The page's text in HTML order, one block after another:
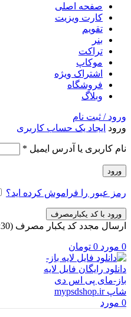
صفحه اصلی
کارت ویزیت
تقویم
بنر
تراکت
موکاپ
اشتراک ویژه
فروشگاه
وبلاگ
ورود / ثبت نام
ورود ایجاد یک حساب کاربری
نام کاربری یا آدرس ایمیل *
ورود
رمز عبور را فراموش کرده اید؟
ورود با کد یکبارمصرف
ارسال مجدد کد یکبار مصرف (00:
30
0 مورد 0 تومان
0 مورد